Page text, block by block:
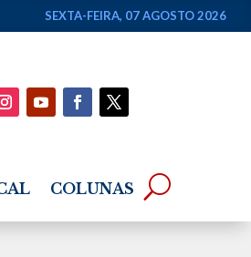
gratuita de chorinho em homenagem
SEXTA-FEIRA, 07 AGOSTO 2026
COLUNAS